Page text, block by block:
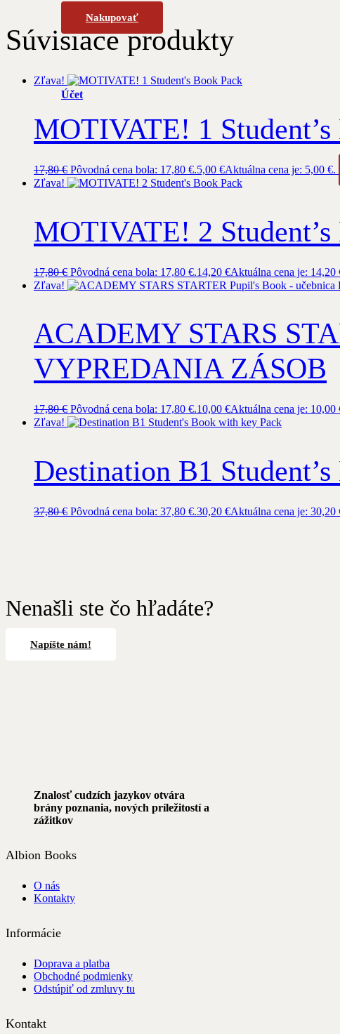
Nakupovať
Účet
Súvisiace produkty
Zľava!
MOTIVATE! 1
17,80€ Pôvodná cena bola: 17,80 €.5,00 €Aktuálna cena je: 5,00 €.
Zľava!
MOTIVATE! 2
17,80€ Pôvodná cena bola: 17,80 €.14,20 €Aktuálna cena je: 14,20
Zľava!
ACADEMY STARS
VYPREDANIA ZÁSOB
17,80€ Pôvodná cena bola: 17,80 €.10,00 €Aktuálna cena je: 10,00
Zľava!
Destination B1
37,80€ Pôvodná cena bola: 37,80 €.30,20 €Aktuálna cena je: 30,20
Nenašli ste čo hľadáte?
Napíšte nám!
Znalosť cudzích jazykov otvára
brány poznania, nových príležitostí a
zážitkov
Albion Books
O nás
Kontakty
Informácie
Doprava a platba
Obchodné podmienky
Odstúpiť od zmluvy tu
Kontakt